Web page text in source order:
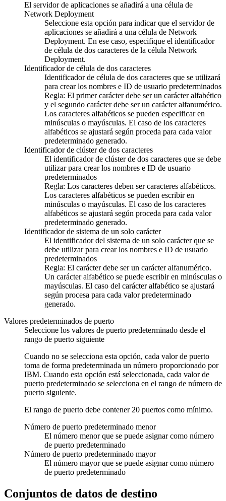
El servidor de aplicaciones se añadirá a una célula de
Network Deployment
Seleccione esta opción para indicar que el servidor de
aplicaciones se añadirá a una célula de Network
Deployment. En ese caso, especifique el identificador
de célula de dos caracteres de la célula Network
Deployment.
Identificador de célula de dos caracteres
Identificador de célula de dos caracteres que se utilizará
para crear los nombres e ID de usuario predeterminados
Regla: El primer carácter debe ser un carácter alfabético
y el segundo carácter debe ser un carácter alfanumérico.
Los caracteres alfabéticos se pueden especificar en
minúsculas o mayúsculas. El caso de los caracteres
alfabéticos se ajustará según proceda para cada valor
predeterminado generado.
Identificador de clúster de dos caracteres
El identificador de clúster de dos caracteres que se debe
utilizar para crear los nombres e ID de usuario
predeterminados
Regla: Los caracteres deben ser caracteres alfabéticos.
Los caracteres alfabéticos se pueden escribir en
minúsculas o mayúsculas. El caso de los caracteres
alfabéticos se ajustará según proceda para cada valor
predeterminado generado.
Identificador de sistema de un solo carácter
El identificador del sistema de un solo carácter que se
debe utilizar para crear los nombres e ID de usuario
predeterminados
Regla: El carácter debe ser un carácter alfanumérico.
Un carácter alfabético se puede escribir en minúsculas o
mayúsculas. El caso del carácter alfabético se ajustará
según procesa para cada valor predeterminado
generado.
Valores predeterminados de puerto
Seleccione los valores de puerto predeterminado desde el
rango de puerto siguiente
Cuando no se selecciona esta opción, cada valor de puerto
toma de forma predeterminada un número proporcionado por
IBM. Cuando esta opción está seleccionada, cada valor de
puerto predeterminado se selecciona en el rango de número de
puerto siguiente.
El rango de puerto debe contener 20 puertos como mínimo.
Número de puerto predeterminado menor
El número menor que se puede asignar como número
de puerto predeterminado
Número de puerto predeterminado mayor
El número mayor que se puede asignar como número
de puerto predeterminado
Conjuntos de datos de destino